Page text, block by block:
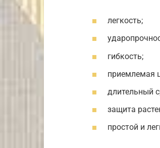
легкость;
гибкость;
приемлемая
длительный
защита
простой и